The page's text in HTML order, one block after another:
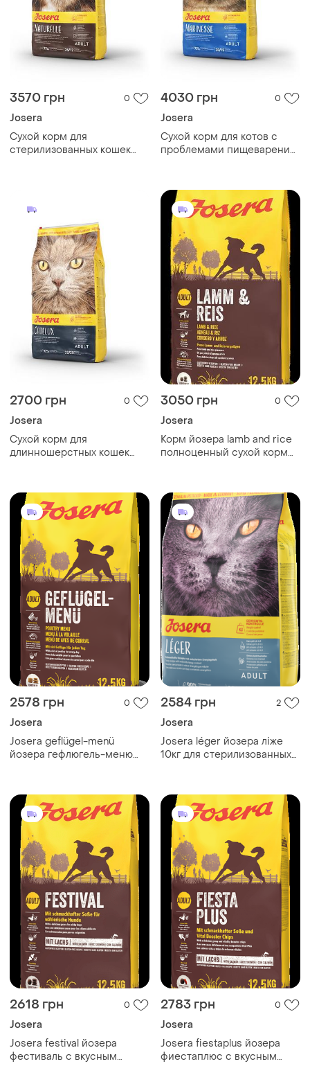
3570 грн 0
Josera
Сухой корм для
стерилизованных кошек
4030 грн 0
Josera
Сухой корм для котов с
проблемами пищеварения
2700 грн 0
Josera
Сухой корм для
длинношерстных кошек
3050 грн 0
Josera
Корм йозера lamb and rice
полноценный сухой корм
2578 грн 0
Josera
Josera geflügel-menü
йозера гефлюгель-меню
домашней птицы 12,5кг
2584 грн 2
Josera
Josera léger йозера ліже
10кг для стерилизованных
2618 грн 0
Josera
Josera festival йозера
фестиваль с вкусным
2783 грн 0
Josera
Josera fiestaplus йозера
фиестаплюс с вкусным